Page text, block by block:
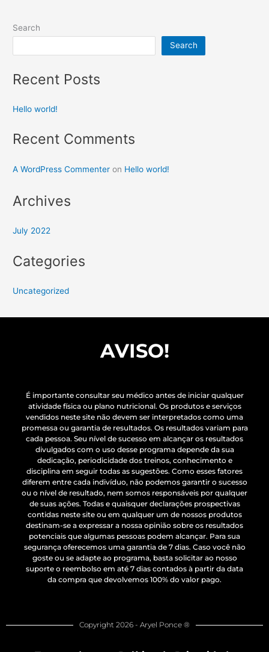
Search
Search
Recent Posts
Hello world!
Recent Comments
A WordPress Commenter on Hello world!
Archives
July 2022
Categories
Uncategorized
AVISO!
É importante consultar seu médico antes de iniciar qualquer
atividade física ou plano nutricional. Os produtos e serviços
vendidos neste site não devem ser interpretados como uma
promessa ou garantia de resultados. Os resultados variam para
cada pessoa. Seu nível de sucesso em alcançar os resultados
divulgados com o uso desse programa depende da sua
dedicação, periodicidade dos treinos, conhecimento e
disciplina em seguir todas as sugestões. Como esses fatores
diferem entre cada indivíduo, não podemos garantir o sucesso
ou o nível de resultado, nem somos responsáveis por qualquer
de suas ações. Todas e quaisquer declarações prospectivas
contidas neste site ou em qualquer um de nossos produtos
destinam-se a expressar a nossa opinião sobre os resultados
potenciais que algumas pessoas podem alcançar. Para sua
segurança oferecemos uma garantia de 7 dias. Caso você não
goste ou se adapte ao programa, basta solicitar ao nosso
suporte o reembolso em até 7 dias contados à partir da data
da compra que devolvemos 100% do valor pago.
Copyright 2026 - Aryel Ponce ®